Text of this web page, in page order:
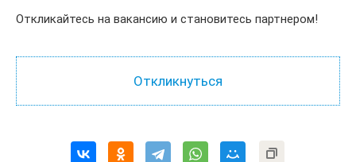
Откликайтесь на вакансию и становитесь партнером!